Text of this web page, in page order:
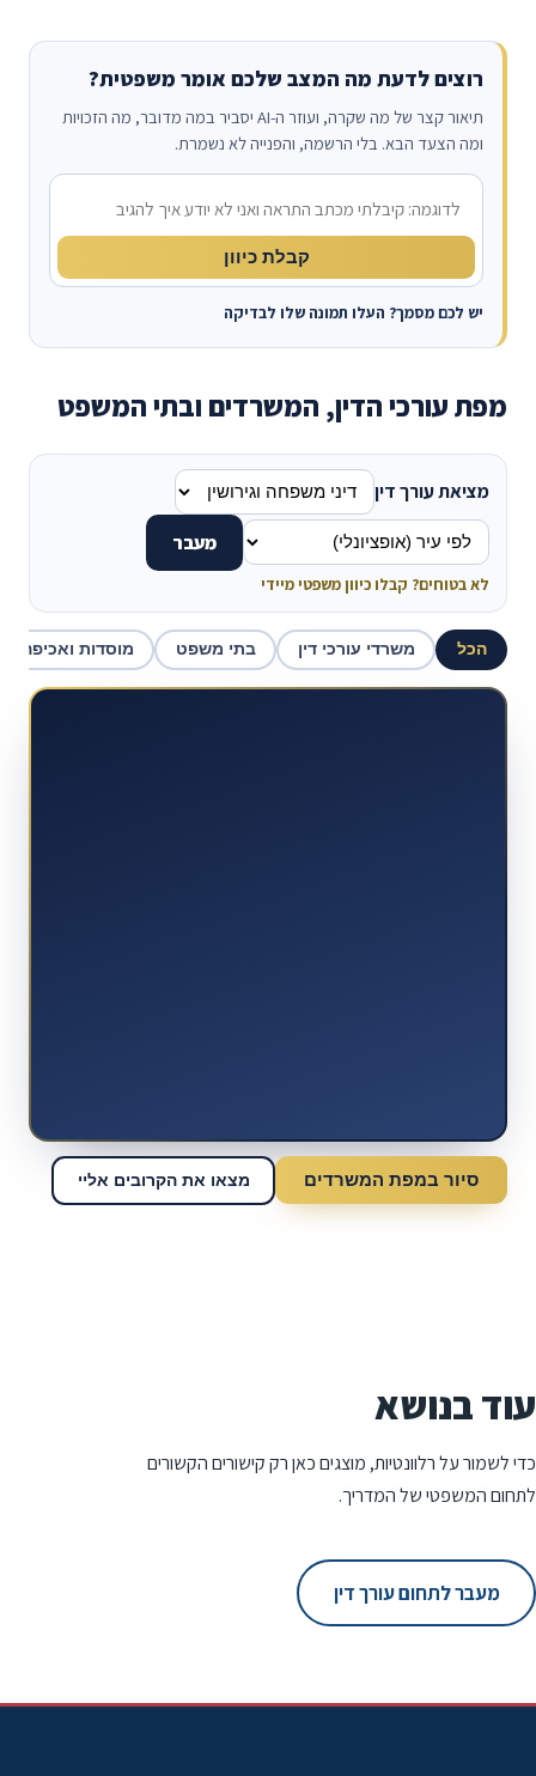
רוצים לדעת מה המצב שלכם אומר משפטית?
תיאור קצר של מה שקרה, ועוזר ה-AI יסביר במה מדובר, מה הזכויות
ומה הצעד הבא. בלי הרשמה, והפנייה לא נשמרת.
מה קרה?
קבלת כיוון
יש לכם מסמך? העלו תמונה שלו לבדיקה
מפת עורכי הדין, המשרדים ובתי המשפט
מציאת עורך דין
מעבר
לא בטוחים? קבלו כיוון משפטי מיידי
הכל משרדי עורכי דין בתי משפט מוסדות ואכיפה
סיור במפת המשרדים מצאו את הקרובים אליי
עוד בנושא
כדי לשמור על רלוונטיות, מוצגים כאן רק קישורים הקשורים
לתחום המשפטי של המדריך.
מעבר לתחום עורך דין